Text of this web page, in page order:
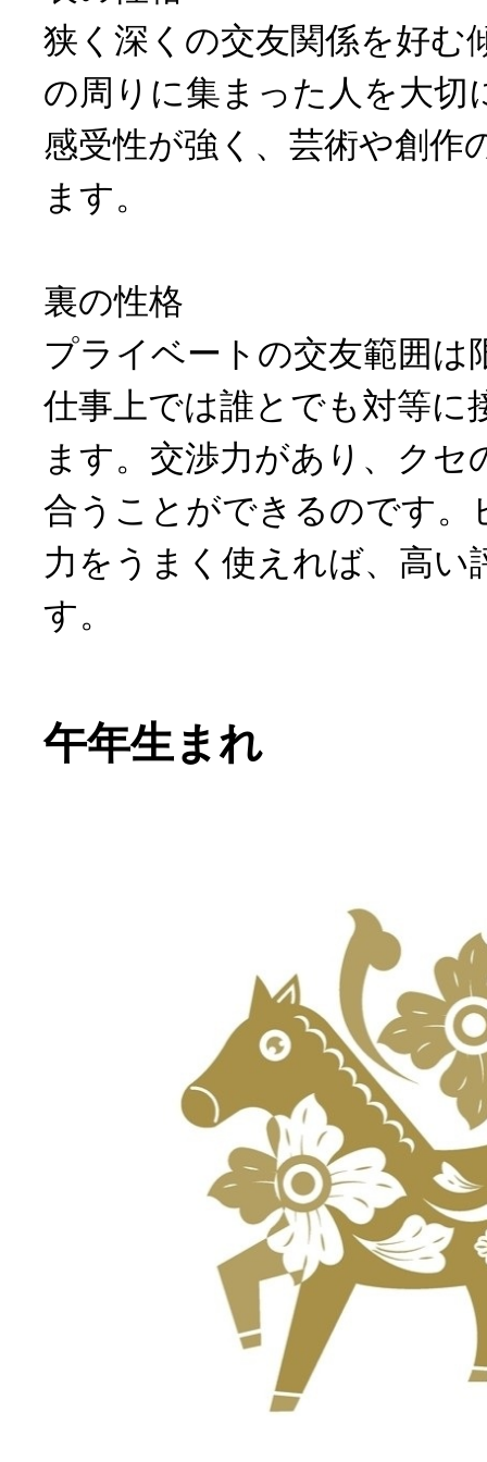
狭く深くの交友関係を好む
の周りに集まった人を大切
感受性が強く、芸術や創作
ます。
裏の性格
プライベートの交友範囲は
仕事上では誰とでも対等に
ます。交渉力があり、クセ
合うことができるのです。
力をうまく使えれば、高い
す。
午年生まれ